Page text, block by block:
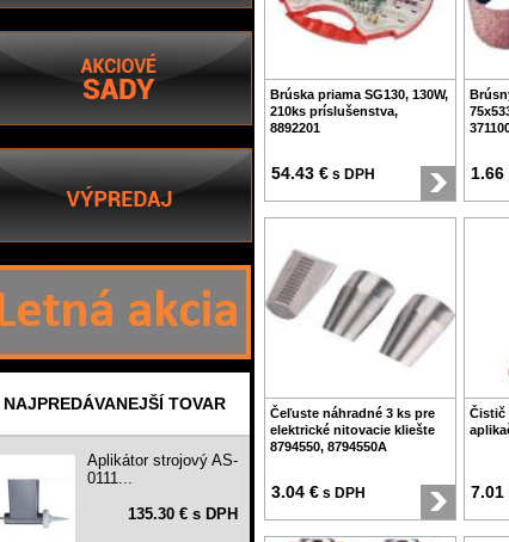
NAJPREDÁVANEJŠÍ TOVAR
Aplikátor strojový AS-
0111...
135.30 € s DPH
Brúska priama SG130, 130W,
210ks príslušenstva,
8892201
54.43 € s DPH 1.66
Čeľuste náhradné 3 ks pre
elektrické nitovacie kliešte
8794550, 8794550A
3.04 € s DPH
Čistič
7.01